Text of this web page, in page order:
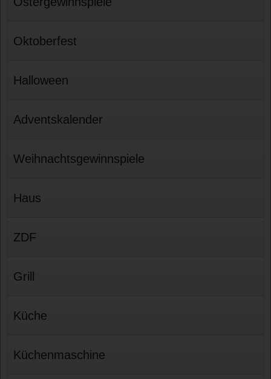
Oktoberfest
Halloween
Adventskalender
Weihnachtsgewinnspiele
Haus
ZDF
Grill
Küche
Küchenmaschine